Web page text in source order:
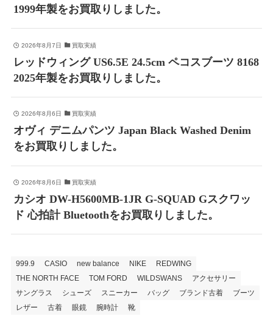
1999年製をお買取りしました。
2026年8月7日 買取実績
レッドウィング US6.5E 24.5cm ペコスブーツ 8168
2025年製をお買取りしました。
2026年8月6日 買取実績
オヴィ デニムパンツ Japan Black Washed Denim
をお買取りしました。
2026年8月6日 買取実績
カシオ DW-H5600MB-1JR G-SQUAD Gスクワッ
ド 心拍計 Bluetoothをお買取りしました。
999.9 CASIO new balance NIKE
REDWING
THE NORTH FACE
TOM FORD WILDSWANS
アクセサリー
サングラス
シューズ スニーカー バッグ ブランド古着
ブーツ
レザー
古着 眼鏡 腕時計 靴